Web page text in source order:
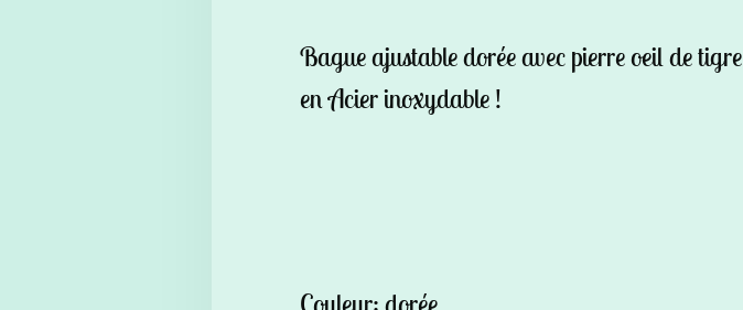
Bague ajustable dorée avec pierre oeil de tigre
en Acier inoxydable !
Couleur: dorée